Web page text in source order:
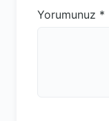
Yorumunuz *